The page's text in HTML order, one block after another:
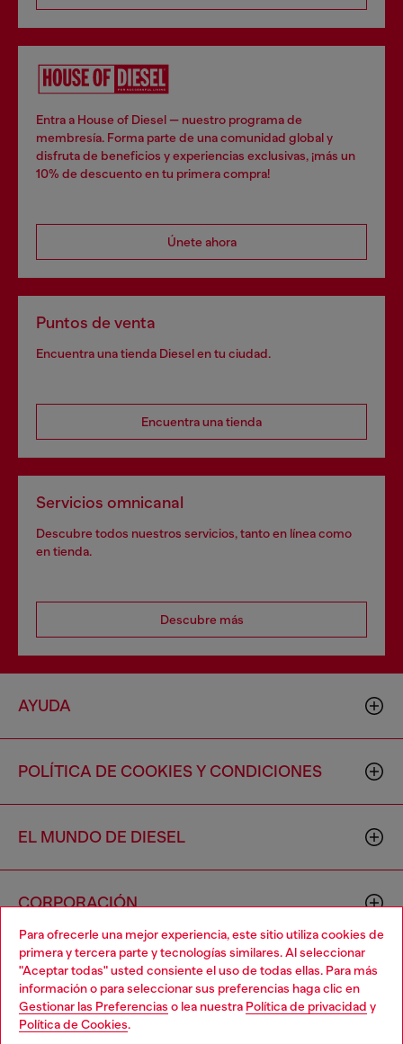
Para ofrecerle una mejor experiencia, este sitio utiliza cookies de
primera y tercera parte y tecnologías similares. Al seleccionar
"Aceptar todas" usted consiente el uso de todas ellas. Para más
información o para seleccionar sus preferencias haga clic en
Gestionar las Preferencias o lea nuestra Política de privacidad y
Política de Cookies.
Entra a House of Diesel — nuestro programa de
membresía. Forma parte de una comunidad global y
disfruta de beneficios y experiencias exclusivas, ¡más un
10% de descuento en tu primera compra!
Únete ahora
Puntos de venta
Encuentra una tienda Diesel en tu ciudad.
Encuentra una tienda
Servicios omnicanal
Descubre todos nuestros servicios, tanto en línea como
en tienda.
Descubre más
AYUDA
POLÍTICA DE COOKIES Y CONDICIONES
EL MUNDO DE DIESEL
CORPORACIÓN